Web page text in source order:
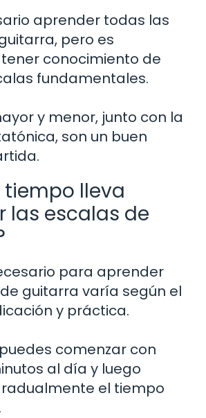
aprender todas las
pero es
conocimiento de
fundamentales.
y menor, junto con la
son un buen
lleva
las escalas de
para aprender
guitarra varía según el
y práctica.
comenzar con
al día y luego
el tiempo